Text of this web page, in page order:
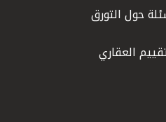
حول التورق
العقاري